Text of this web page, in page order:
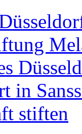
in
stiften